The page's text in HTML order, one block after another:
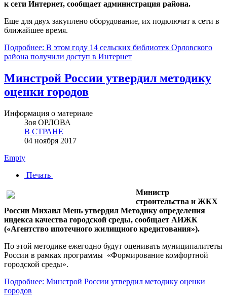
к сети Интернет, сообщает администрация района.
Еще для двух закуплено оборудование, их подключат к сети в
ближайшее время.
Подробнее: В этом году 14 сельских библиотек Орловского
района получили доступ в Интернет
Минстрой России утвердил методику
оценки городов
Информация о материале
Зоя ОРЛОВА
В СТРАНЕ
04 ноября 2017
Empty
Печать
Министр
строительства и ЖКХ
России Михаил Мень утвердил Методику определения
индекса качества городской среды, сообщает АИЖК
(«Агентство ипотечного жилищного кредитования»).
По этой методике ежегодно будут оценивать муниципалитеты
России в рамках программы «Формирование комфортной
городской среды».
Подробнее: Минстрой России утвердил методику оценки
городов